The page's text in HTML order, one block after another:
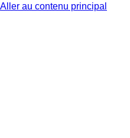
Aller au contenu principal